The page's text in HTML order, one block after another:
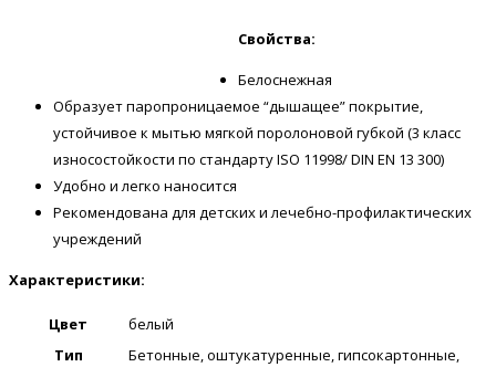
Свойства:
Белоснежная
Образует паропроницаемое “дышащее” покрытие,
устойчивое к мытью мягкой поролоновой губкой (3 класс
износостойкости по стандарту ISO 11998/ DIN EN 13 300)
Удобно и легко наносится
Рекомендована для детских и лечебно-профилактических
учреждений
Характеристики:
Цвет
белый
Тип
Бетонные, оштукатуренные, гипсокартонные,